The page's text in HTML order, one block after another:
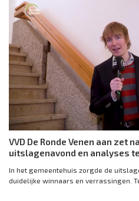
VVD De Ronde Venen aan zet
uitslagenavond en analyses
In het gemeentehuis zorgde de
duidelijke winnaars en verrassingen.